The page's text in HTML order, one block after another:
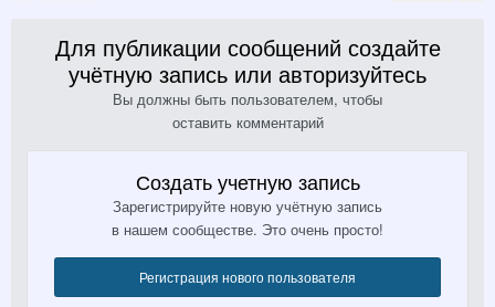
Для публикации сообщений создайте
учётную запись или авторизуйтесь
Вы должны быть пользователем, чтобы
оставить комментарий
Создать учетную запись
Зарегистрируйте новую учётную запись
в нашем сообществе. Это очень просто!
Регистрация нового пользователя